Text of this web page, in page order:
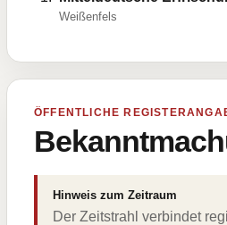
Weißenfels
ÖFFENTLICHE
Hinweis zum Zeitraum
Der Zeitstrahl verbindet